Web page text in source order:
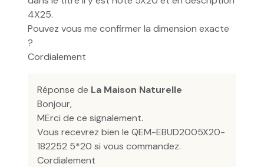
4X25.
Pouvez vous me confirmer la dimension exacte
?
Cordialement
Réponse de La Maison Naturelle
Bonjour,
MErci de ce signalement.
Vous recevrez bien le QEM-EBUD2005X20-
182252 5*20 si vous commandez.
Cordialement